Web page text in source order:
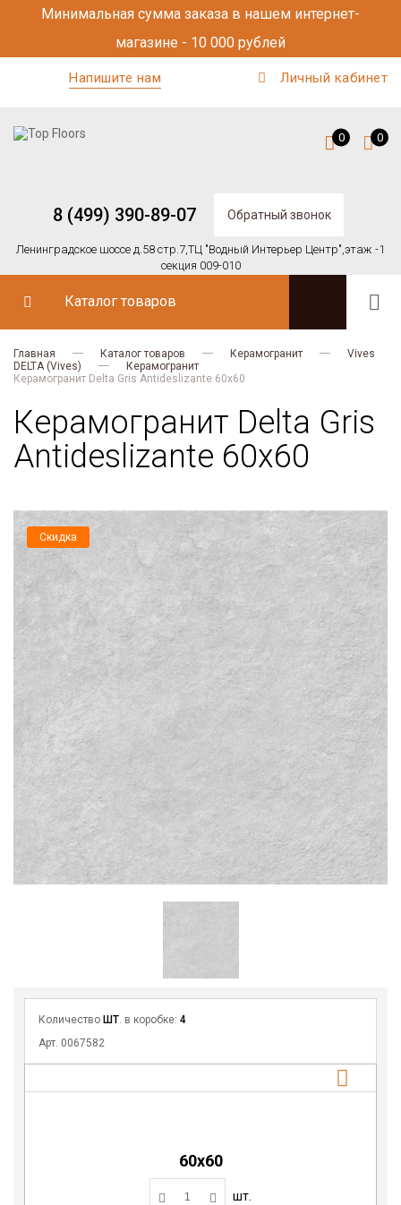
Минимальная сумма заказа в нашем интернет-
магазине - 10 000 рублей
Напишите нам Личный кабинет
8 (499) 390-89-07 Обратный звонок
Ленинградское шоссе д.58 стр.7,ТЦ "Водный Интерьер Центр",этаж -1
секция 009-010
0 0
Каталог товаров
Главная Каталог товаров Керамогранит
Vives
DELTA (Vives)
Керамогранит
Керамогранит Delta Gris Antideslizante 60x60
Керамогранит Delta Gris
Antideslizante 60x60
Скидка
Количество ШТ . в коробке: 4
Арт. 0067582
60x60
шт.